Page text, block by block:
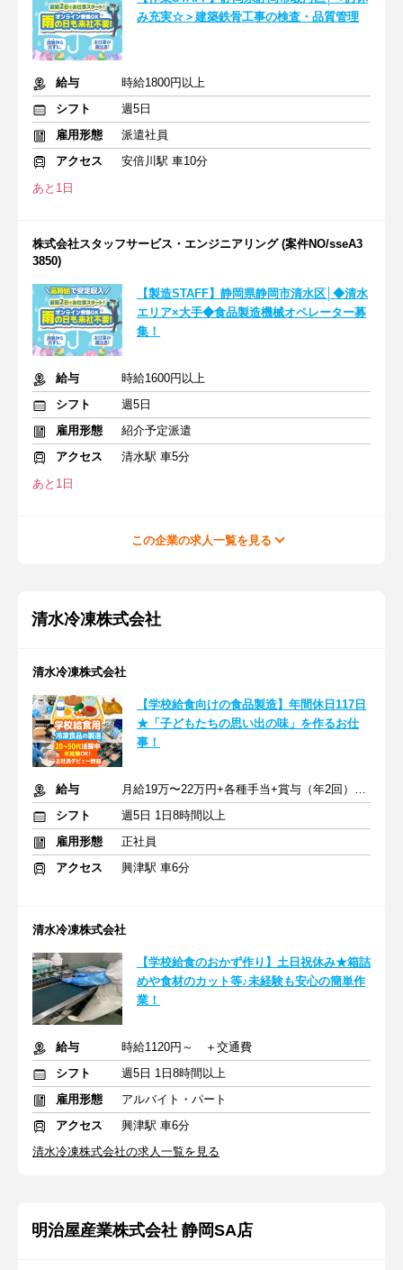
み充実☆＞建築鉄骨工事の検査・品質管理
給与
時給1800円以上
シフト
週5日
雇用形態
派遣社員
アクセス
安倍川駅 車10分
あと1日
株式会社スタッフサービス・エンジニアリング (案件NO/sseA3
3850)
【製造STAFF】静岡県静岡市清水区│◆清水
エリア×大手◆食品製造機械オペレーター募
集！
給与
時給1600円以上
シフト
週5日
雇用形態
紹介予定派遣
アクセス
清水駅 車5分
あと1日
この企業の求人一覧を見る
清水冷凍株式会社
清水冷凍株式会社
【学校給食向けの食品製造】年間休日117日
★「子どもたちの思い出の味」を作るお仕
事！
給与
月給19万〜22万円+各種手当+賞与（年2回）+交通費規定支給
シフト
週5日 1日8時間以上
雇用形態
正社員
アクセス
興津駅 車6分
清水冷凍株式会社
【学校給食のおかず作り】土日祝休み★箱詰
めや食材のカット等♪未経験も安心の簡単作
業！
給与
時給1120円～ ＋交通費
シフト
週5日 1日8時間以上
雇用形態
アルバイト・パート
アクセス
興津駅 車6分
清水冷凍株式会社の求人一覧を見る
明治屋産業株式会社 静岡SA店